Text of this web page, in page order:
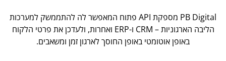
PB Digital מספקת API פתוח המאפשר לה להתממשק למערכות
הליבה הארגוניות – CRM ו-ERP ואחרות, ולעדכן את פרטי הלקוח
באופן אוטומטי באופן החוסך לארגון זמן ומשאבים.